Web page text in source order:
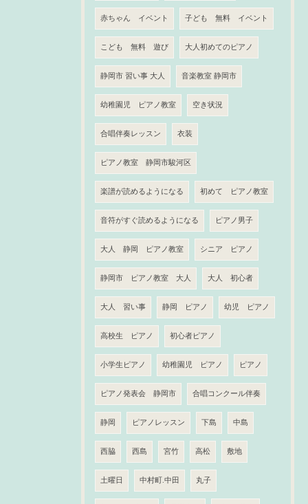
赤ちゃん イベント 子ども 無料 イベント
こども 無料 遊び 大人初めてのピアノ
静岡市 習い事 大人 音楽教室 静岡市
幼稚園児 ピアノ教室 空き状況
合唱伴奏レッスン 衣装
ピアノ教室 静岡市駿河区
楽譜が読めるようになる 初めて ピアノ教室
音符がすぐ読めるようになる ピアノ男子
大人 静岡 ピアノ教室 シニア ピアノ
静岡市 ピアノ教室 大人 大人 初心者
大人 習い事 静岡 ピアノ 幼児 ピアノ
高校生 ピアノ 初心者ピアノ
小学生ピアノ 幼稚園児 ピアノ ピアノ
ピアノ発表会 静岡市 合唱コンクール伴奏
静岡 ピアノレッスン 下島 中島
西脇 西島 宮竹 高松 敷地
土曜日 中村町.中田 丸子